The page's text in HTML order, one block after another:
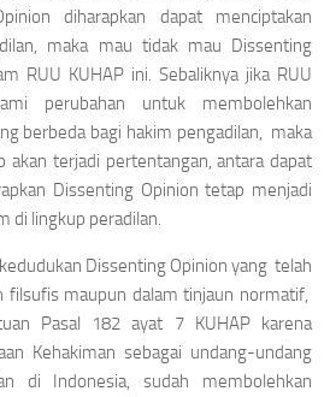
diharapkan dapat menciptakan
maka mau tidak mau Dissenting
RUU KUHAP ini. Sebaliknya jika RUU
perubahan untuk membolehkan
berbeda bagi hakim pengadilan, maka
akan terjadi pertentangan, antara dapat
Dissenting Opinion tetap menjadi
di lingkup peradilan.
Dissenting Opinion yang telah
filsufis maupun dalam tinjaun normatif,
Pasal 182 ayat 7 KUHAP karena
Kehakiman sebagai undang-undang
di Indonesia, sudah membolehkan